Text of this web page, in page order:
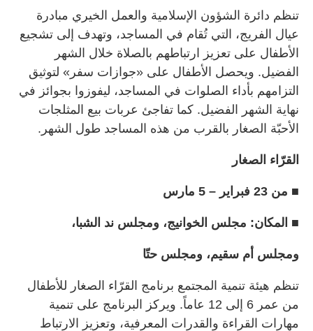
تنظم دائرة الشؤون الإسلامية والعمل الخيري مبادرة
عيال الفريج، التي تُقام في المساجد، وتهدف إلى تشجيع
الأطفال على تعزيز ارتباطهم بالصلاة خلال الشهر
الفضيل. ويحصل الأطفال على «جوازات سفر» لتوثيق
التزامهم بأداء الصلوات في المساجد، ليفوزوا بجوائز في
نهاية الشهر الفضيل. كما تفاجئ عربات بيع المثلجات
الأحبّة الصغار بالقرب من هذه المساجد طول الشهر.
القرّاء الصغار
■ من 23 فبراير – 5 مارس
■ المكان: مجلس الخوانيج، ومجلس ند الشبا،
ومجلس أم سقيم، ومجلس حتّا
تنظم هيئة تنمية المجتمع برنامج القرّاء الصغار للأطفال
من عمر 6 إلى 12 عاماً. ويركز البرنامج على تنمية
مهارات القراءة والقدرات المعرفية، وتعزيز الارتباط